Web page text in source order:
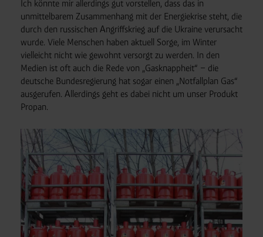
Ich könnte mir allerdings gut vorstellen, dass das in
unmittelbarem Zusammenhang mit der Energiekrise steht, die
durch den russischen Angriffskrieg auf die Ukraine verursacht
wurde. Viele Menschen haben aktuell Sorge, im Winter
vielleicht nicht wie gewohnt versorgt zu werden. In den
Medien ist oft auch die Rede von „Gasknappheit“ – die
deutsche Bundesregierung hat sogar einen „Notfallplan Gas“
ausgerufen. Allerdings geht es dabei nicht um unser Produkt
Propan.